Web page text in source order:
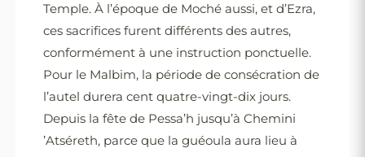
Temple. À l’époque de Moché aussi, et d’Ezra,
ces sacrifices furent différents des autres,
conformément à une instruction ponctuelle.
Pour le Malbim, la période de consécration de
l’autel durera cent quatre-vingt-dix jours.
Depuis la fête de Pessa’h jusqu’à Chemini
’Atséreth, parce que la guéoula aura lieu à